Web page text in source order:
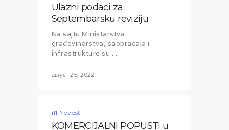
Ulazni podaci za
Septembarsku reviziju
Na sajtu Ministarstva
građevinarstva, saobraćaja i
infrastrukture su ...
август 25, 2022
in Novosti
KOMERCIJALNI POPUSTI u